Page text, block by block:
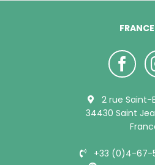
FRANCE
2 rue Saint-
34430 Saint
+33 (0)4-67-